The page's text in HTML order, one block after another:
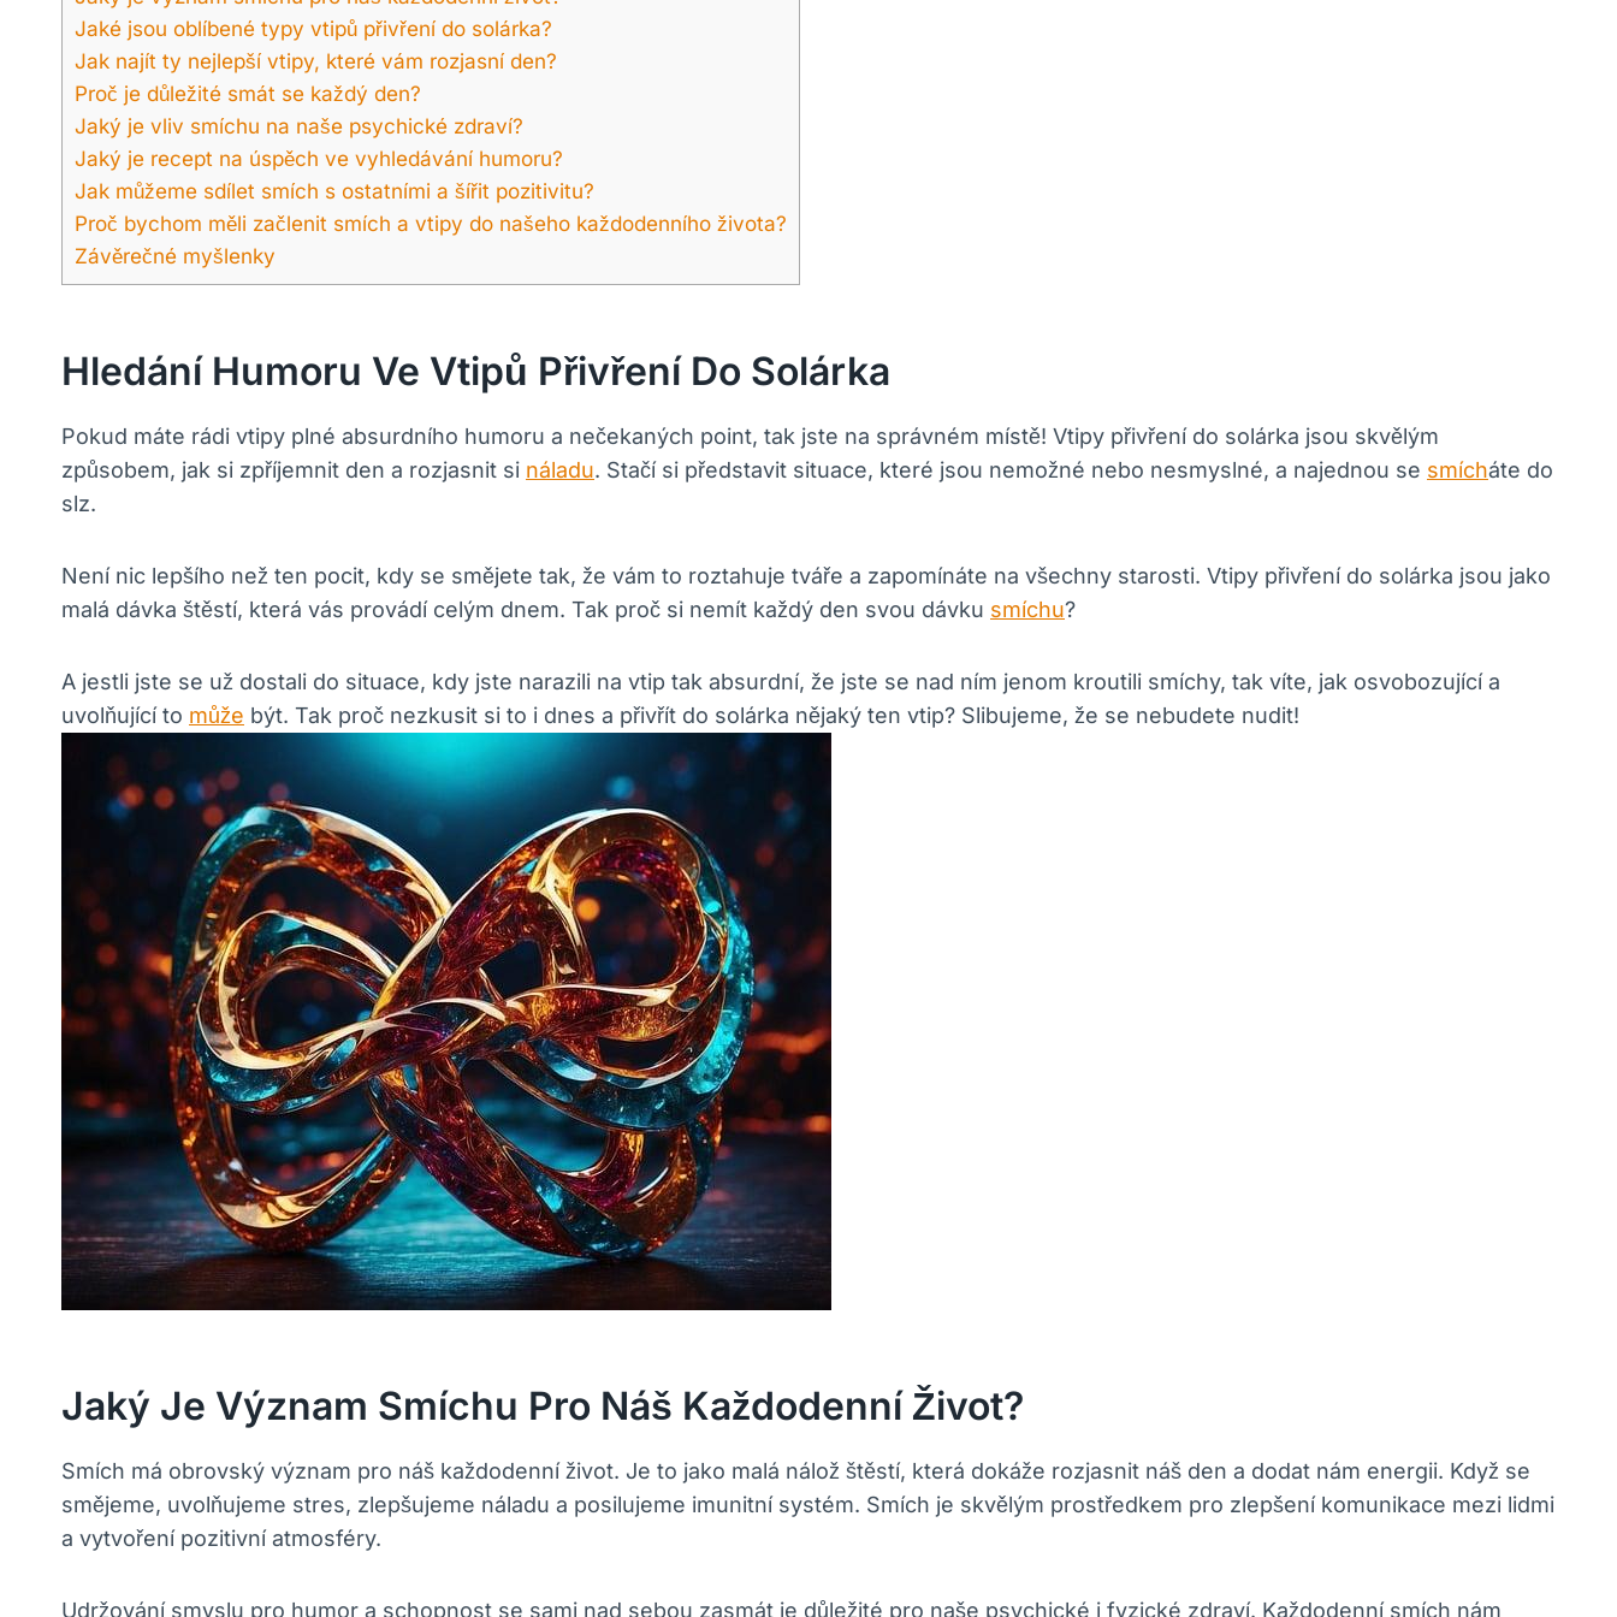
Jaké jsou oblíbené typy vtipů přivření do solárka?
Jak najít ty nejlepší vtipy, které vám rozjasní den?
Proč je důležité smát se každý den?
Jaký je vliv smíchu na naše psychické zdraví?
Jaký je recept na úspěch ve vyhledávání humoru?
Jak můžeme sdílet smích s ostatními a šířit pozitivitu?
Proč bychom měli začlenit smích a vtipy do našeho každodenního života?
Závěrečné myšlenky
Hledání Humoru Ve Vtipů Přivření Do Solárka
Pokud máte rádi vtipy plné absurdního humoru a nečekaných point, tak jste na správném místě! Vtipy přivření do solárka jsou skvělým
způsobem, jak si zpříjemnit den a rozjasnit si náladu. Stačí si představit situace, které jsou nemožné nebo nesmyslné, a najednou se smícháte do
slz.
Není nic lepšího než ten pocit, kdy se smějete tak, že vám to roztahuje tváře a zapomínáte na všechny starosti. Vtipy přivření do solárka jsou jako
malá dávka štěstí, která vás provádí celým dnem. Tak proč si nemít každý den svou dávku smíchu?
A jestli jste se už dostali do situace, kdy jste narazili na vtip tak absurdní, že jste se nad ním jenom kroutili smíchy, tak víte, jak osvobozující a
uvolňující to může být. Tak proč nezkusit si to i dnes a přivřít do solárka nějaký ten vtip? Slibujeme, že se nebudete nudit!
Jaký Je Význam Smíchu Pro Náš Každodenní Život?
Smích má obrovský význam pro náš každodenní život. Je to jako malá nálož štěstí, která dokáže rozjasnit náš den a dodat nám energii. Když se
smějeme, uvolňujeme stres, zlepšujeme náladu a posilujeme imunitní systém. Smích je skvělým prostředkem pro zlepšení komunikace mezi lidmi
a vytvoření pozitivní atmosféry.
Udržování smyslu pro humor a schopnost se sami nad sebou zasmát je důležité pro naše psychické i fyzické zdraví. Každodenní smích nám